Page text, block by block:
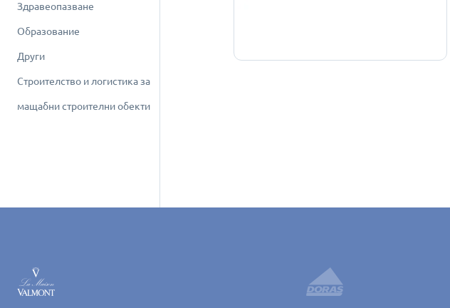
Здравеопазване
Образование
Други
Строителство и логистика за
мащабни строителни обекти